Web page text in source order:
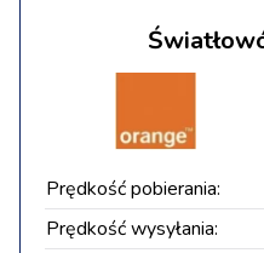
Prędkość pobierania:
Prędkość wysyłania: